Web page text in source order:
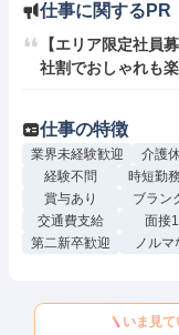
仕事に関するPR
【エリア限定社員
社割でおしゃれも
仕事の特徴
業界未経験歓迎 介護
経験不問
時短勤
賞与あり
ブラン
交通費支給
面接
第二新卒歓迎
ノルマ
いま見て